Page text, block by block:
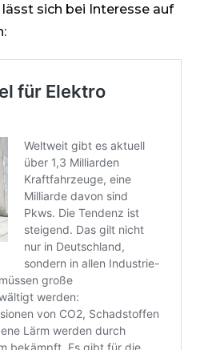
sich bei Interesse auf